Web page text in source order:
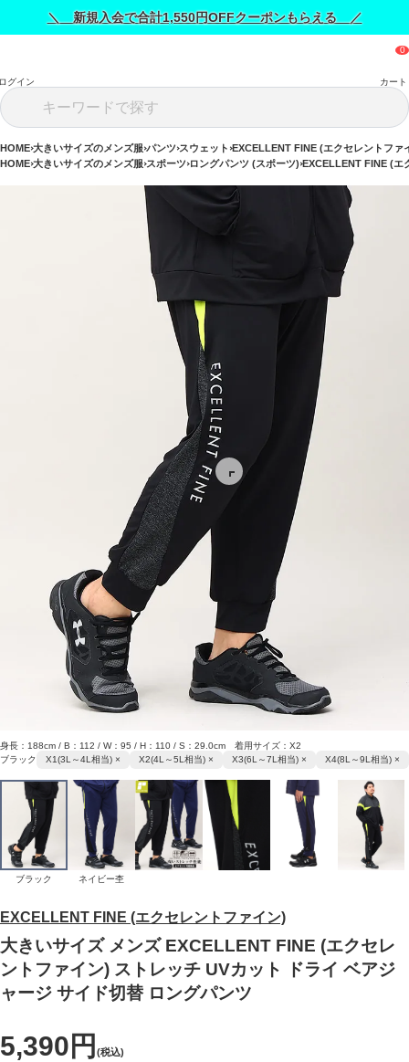
＼ 新規入会で合計1,550円OFFクーポンもらえる ／
グイン カート
HOME 大きいサイズのメンズ服 パンツ スウェット EXCELLENT FINE (エクセレントファ
HOME 大きいサイズのメンズ服 スポーツ ロングパンツ (スポーツ) EXCELLENT FINE (エ
EXCELLENT FINE (エクセレントファイン)
大きいサイズ メンズ EXCELLENT FINE (エクセレ
ントファイン) ストレッチ UVカット ドライ ベアジ
ャージ サイド切替 ロングパンツ
5,390円 (税込)
身長：188cm / B：112 / W：95 / H：110 / S：29.0cm 着用サイズ：X2
ブラック
X1(3L～4L相当) × X2(4L～5L相当) × X3(6L～7L相当) × X4(8L～9L相当) ×
ブラック ネイビー杢